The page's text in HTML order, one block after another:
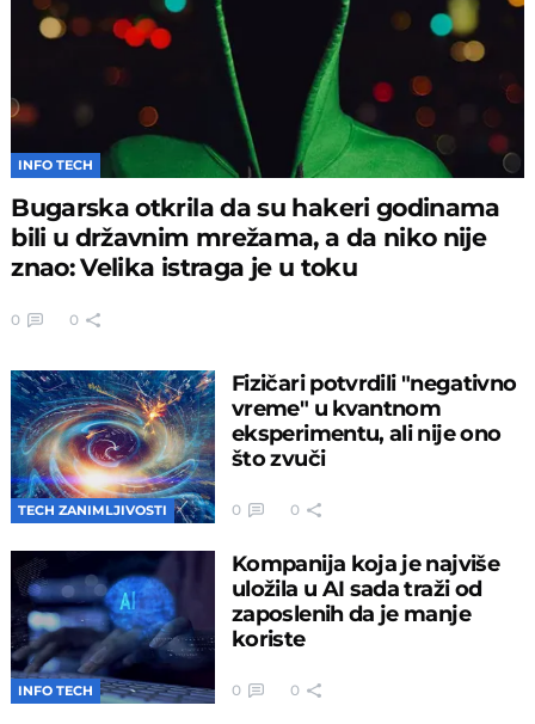
INFO TECH
Bugarska otkrila da su hakeri godinama
bili u državnim mrežama, a da niko nije
znao: Velika istraga je u toku
0 0
TECH ZANIMLJIVOSTI
Fizičari potvrdili "negativno
vreme" u kvantnom
eksperimentu, ali nije ono
što zvuči
0 0
INFO TECH
Kompanija koja je najviše
uložila u AI sada traži od
zaposlenih da je manje
koriste
0 0